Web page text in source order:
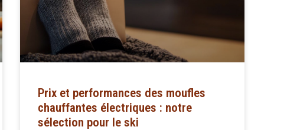
Prix et performances des moufles
chauffantes électriques : notre
sélection pour le ski